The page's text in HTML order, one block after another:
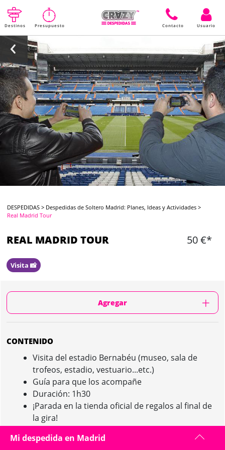
Destinos Presupuesto Contacto Usuario
DESPEDIDAS > Despedidas de Soltero Madrid: Planes, Ideas y Actividades >
Real Madrid Tour
REAL MADRID TOUR 50 €*
Visita 📸
Agregar
CONTENIDO
Visita del estadio Bernabéu (museo, sala de
trofeos, estadio, vestuario...etc.)
Guía para que los acompañe
Duración: 1h30
¡Parada en la tienda oficial de regalos al final de
la gira!
Mi despedida en Madrid